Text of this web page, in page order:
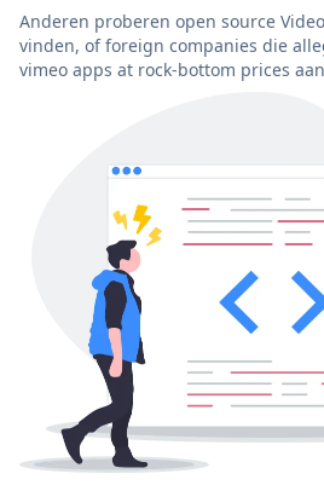
Anderen proberen open source
vinden, of foreign companies die
vimeo apps at rock-bottom prices